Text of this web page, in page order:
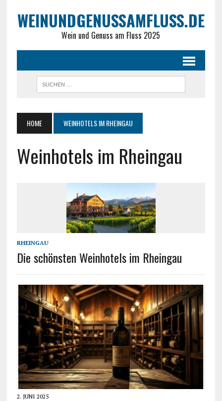
WEINUNDGENUSSAMFLUSS.DE
Wein und Genuss am Fluss 2025
HOME WEINHOTELS IM RHEINGAU
Weinhotels im Rheingau
RHEINGAU
Die schönsten Weinhotels im Rheingau
2. JUNI 2025